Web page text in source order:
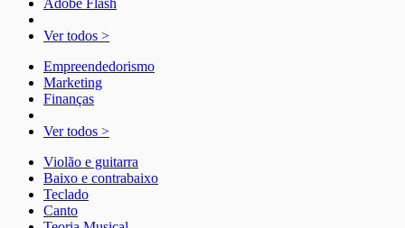
Adobe Flash
Ver todos >
Empreendedorismo
Marketing
Finanças
Ver todos >
Violão e guitarra
Baixo e contrabaixo
Teclado
Canto